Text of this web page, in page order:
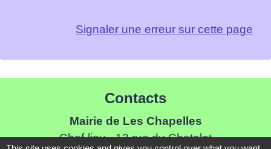
Signaler une erreur sur cette page
Contacts
Mairie de Les Chapelles
Chef-lieu - 13 rue du Chatelet